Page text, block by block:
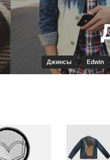
Джинсы Edwin